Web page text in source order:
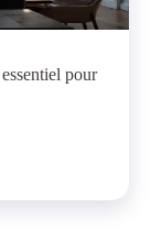
pour